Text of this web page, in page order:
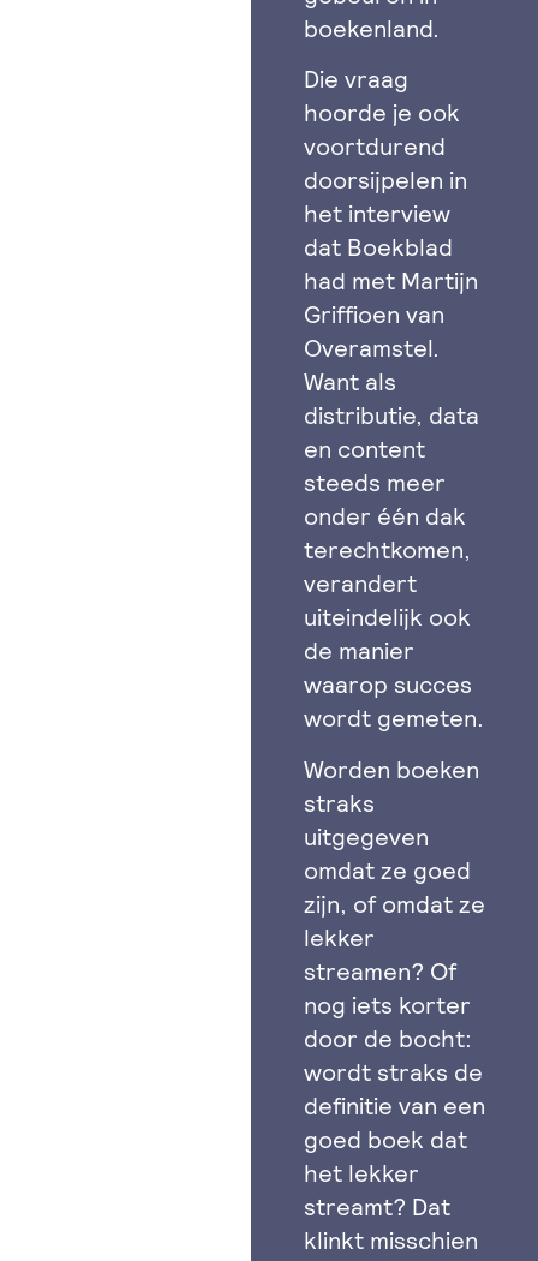
boekenland.
Die vraag
hoorde je ook
voortdurend
doorsijpelen in
het interview
dat Boekblad
had met Martijn
Griffioen van
Overamstel.
Want als
distributie, data
en content
steeds meer
onder één dak
terechtkomen,
verandert
uiteindelijk ook
de manier
waarop succes
wordt gemeten.
Worden boeken
straks
uitgegeven
omdat ze goed
zijn, of omdat ze
lekker
streamen? Of
nog iets korter
door de bocht:
wordt straks de
definitie van een
goed boek dat
het lekker
streamt? Dat
klinkt misschien